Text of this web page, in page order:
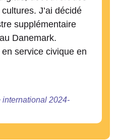
J’ai décidé
supplémentaire
Danemark.
service civique en
international 2024-